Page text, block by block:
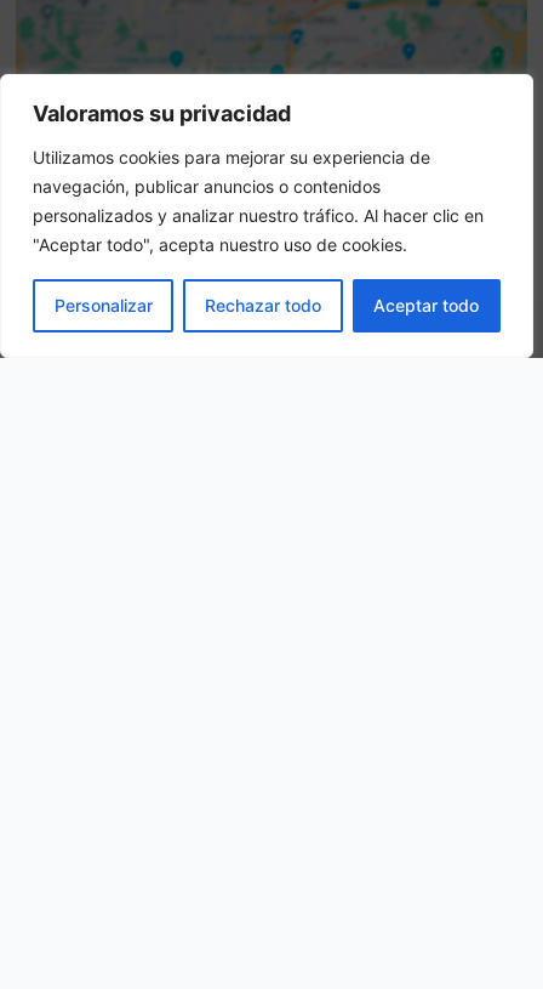
Valoramos su privacidad
Utilizamos cookies para mejorar su experiencia de
navegación, publicar anuncios o contenidos
personalizados y analizar nuestro tráfico. Al hacer clic en
"Aceptar todo", acepta nuestro uso de cookies.
Personalizar Rechazar todo Aceptar todo
Aviso: Esta no es una web oficial. Esta web contiene
información del hotel y ofrece el servicio de Booking
online.
¿Eres el propietario de esta web? –Reservar ahora
Otros hoteles de la ciudad
RESERVAR